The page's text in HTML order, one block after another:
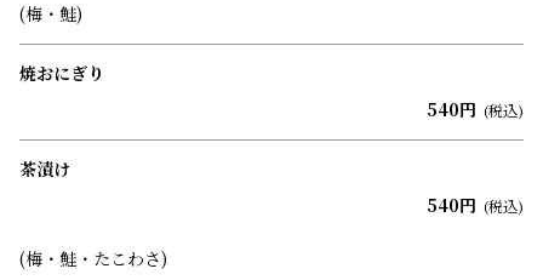
(梅・鮭)
焼おにぎり
540円 (税込)
茶漬け
540円 (税込)
(梅・鮭・たこわさ)